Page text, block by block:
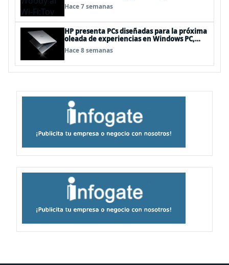
Hace 7 semanas
HP presenta PCs diseñadas para la próxima
oleada de experiencias en Windows PC,
impulsadas por NVIDIA RTX Spark™
Hace 8 semanas